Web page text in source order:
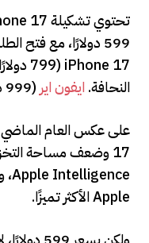
تحتوي تشكيلة iPhone 17 الآن على خيار “الميزانية”.
النحافة. ايفون اير (999 دولارًا).
على عكس العام الماضي
Apple الأكثر تميزًا.